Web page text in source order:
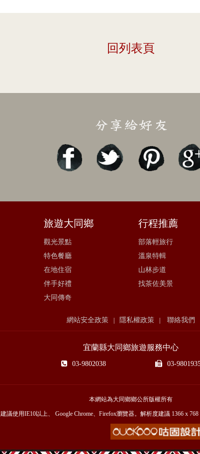
回列表頁
旅遊大同鄉
觀光景點
特色餐廳
在地住宿
伴手好禮
大同傳奇
行程推薦
部落輕旅行
溫泉特輯
山林步道
找茶佐美景
網站安全政策 | 隱私權政策 | 聯絡我們
宜蘭縣大同鄉旅遊服務中心
03-9802038 03-
本網站為大同鄉鄉公所版權所有
議使用IE10以上、 Google Chrome、Firefox瀏覽器。解析度建議 1366 x